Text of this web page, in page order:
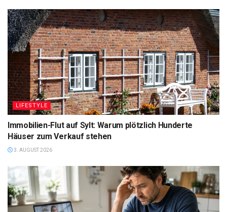
LIFESTYLE
Immobilien-Flut auf Sylt: Warum plötzlich Hunderte
Häuser zum Verkauf stehen
3. AUGUST 2026